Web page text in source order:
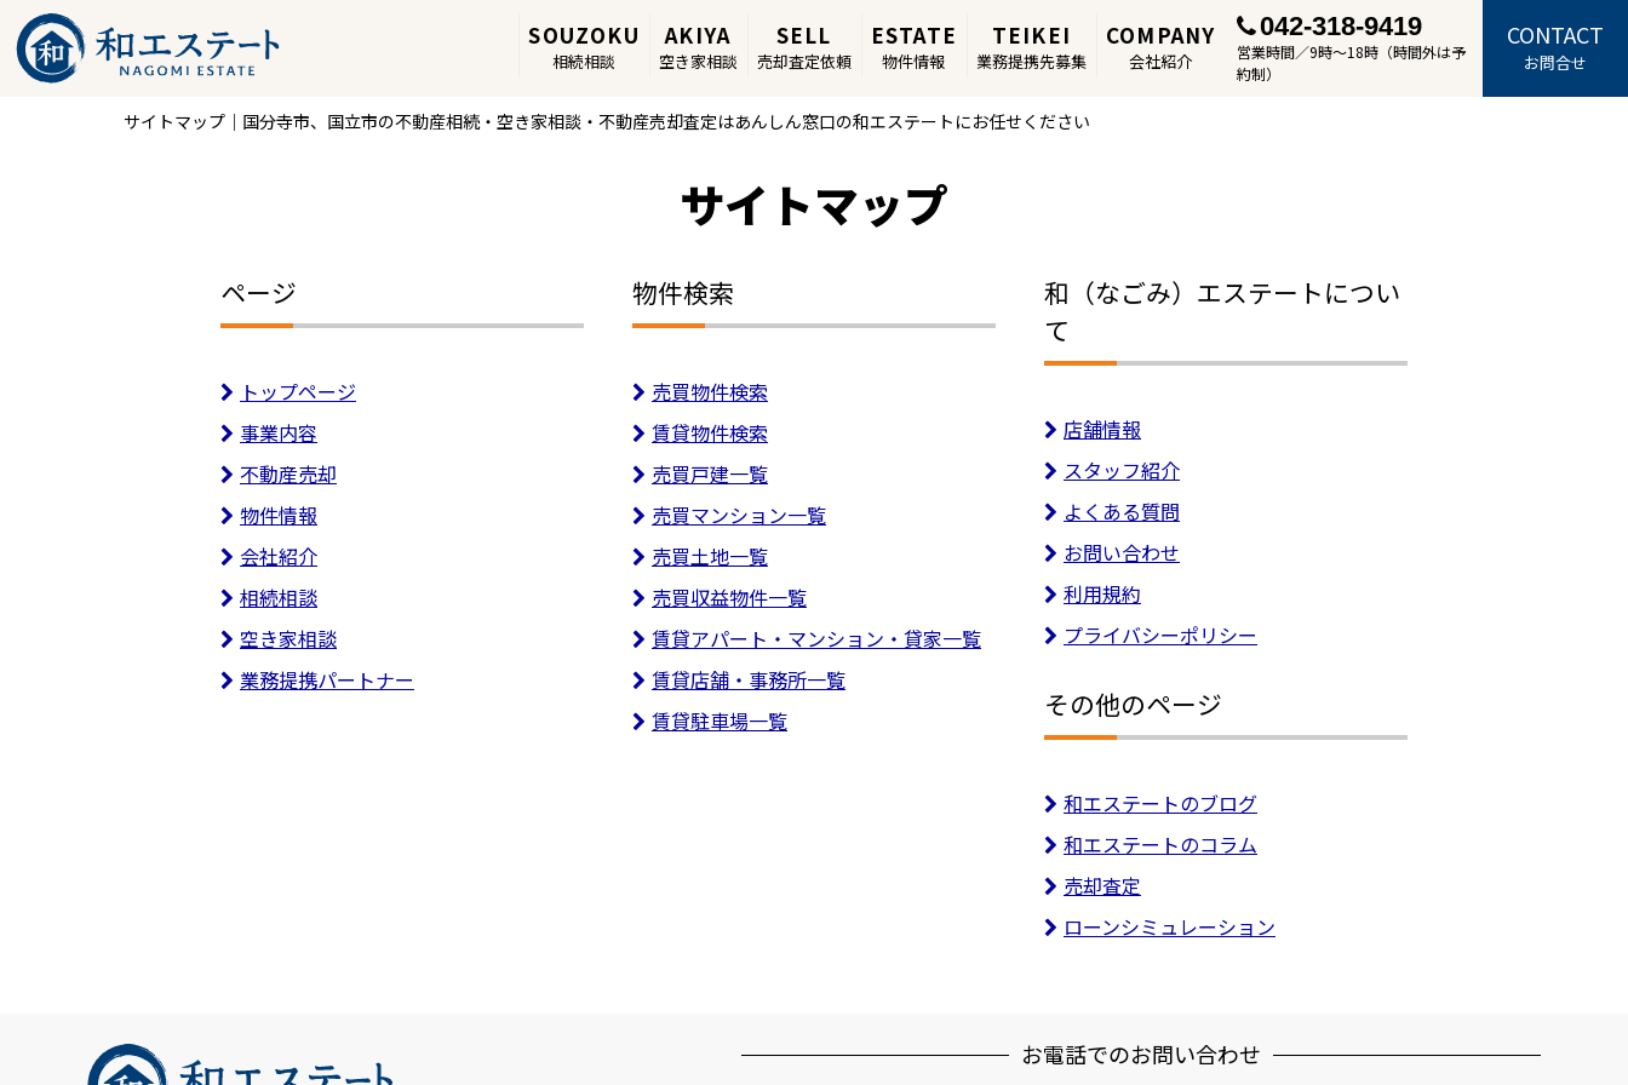
SOUZOKU
相続相談
AKIYA
空き家相談
SELL
売却査定依頼
ESTATE
物件情報
TEIKEI
業務提携先募集
COMPANY
会社紹介
042-318-9419
営業時間／9時～18時（時間外は予
約制）
CONTACT
お問合せ
サイトマップ｜国分寺市、国立市の不動産相続・空き家相談・不動産売却査定はあんしん窓口の和エステートにお任せください
サイトマップ
ページ
トップページ
事業内容
不動産売却
物件情報
会社紹介
相続相談
空き家相談
業務提携パートナー
物件検索
売買物件検索
賃貸物件検索
売買戸建一覧
売買マンション一覧
売買土地一覧
売買収益物件一覧
賃貸アパート・マンション・貸家一覧
賃貸店舗・事務所一覧
賃貸駐車場一覧
和（なごみ）エステートについ
て
店舗情報
スタッフ紹介
よくある質問
お問い合わせ
利用規約
プライバシーポリシー
その他のページ
和エステートのブログ
和エステートのコラム
売却査定
ローンシミュレーション
お電話でのお問い合わせ